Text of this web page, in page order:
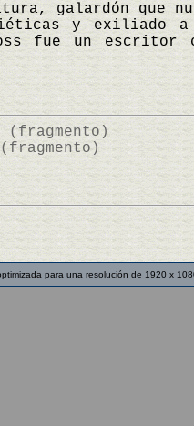
galardón que
y exiliado a
fue un
para una resolución de 1920 x